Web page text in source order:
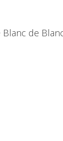
de